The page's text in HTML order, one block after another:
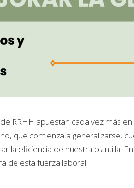
RRHH apuestan cada vez más
que comienza a generalizarse,
la eficiencia de nuestra plantilla.
de esta fuerza laboral.